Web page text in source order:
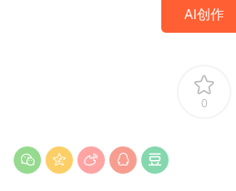
AI创作
0